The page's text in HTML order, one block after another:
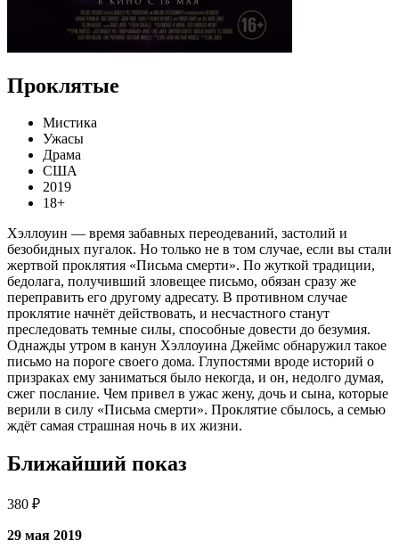
Проклятые
Мистика
Ужасы
Драма
США
2019
18+
Хэллоуин — время забавных переодеваний, застолий и
безобидных пугалок. Но только не в том случае, если вы стали
жертвой проклятия «Письма смерти». По жуткой традиции,
бедолага, получивший зловещее письмо, обязан сразу же
переправить его другому адресату. В противном случае
проклятие начнёт действовать, и несчастного станут
преследовать темные силы, способные довести до безумия.
Однажды утром в канун Хэллоуина Джеймс обнаружил такое
письмо на пороге своего дома. Глупостями вроде историй о
призраках ему заниматься было некогда, и он, недолго думая,
сжег послание. Чем привел в ужас жену, дочь и сына, которые
верили в силу «Письма смерти». Проклятие сбылось, а семью
ждёт самая страшная ночь в их жизни.
Ближайший показ
380 ₽
29 мая 2019